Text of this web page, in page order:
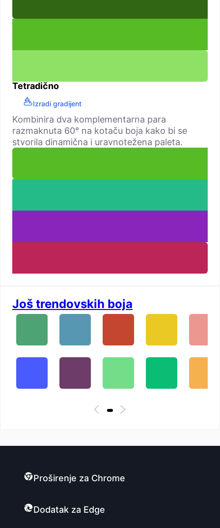
Tetradično
Izradi gradijent
Kombinira dva komplementarna para
razmaknuta 60° na kotaču boja kako bi se
stvorila dinamična i uravnotežena paleta.
Još trendovskih boja
Proširenje za Chrome
Dodatak za Edge